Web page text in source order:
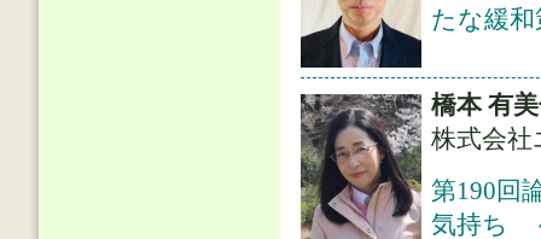
たな緩
橋本 有
株式会社
第190回
気持ち